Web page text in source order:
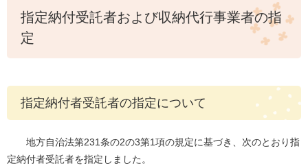
指定納付受託者および収納代行事業者の指
定
指定納付者受託者の指定について
地方自治法第231条の2の3第1項の規定に基づき、次のとおり指
定納付者受託者を指定しました。